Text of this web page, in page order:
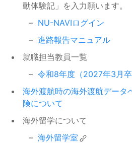
2026/03/30
学部：履修成績等
履修登録
について
2026/03/26
その他
証明書自
2026/03/18
大学院：履修成績等
2026年度
ついて
学部：履修成績等
奨学金（JASSO）
かかる災
の学生等
計急変採
【緊急採
2025/08/29
入学料・授業料免除
2025年度
免除申請
2025/08/25
奨学金（JASSO）
動体験記」を入力願います。
NU-NAVIログイン
進路報告マニュアル
就職担当教員一覧
令和8年度（2027年3月卒
海外渡航時の海外渡航データ
険について
海外留学について
海外留学室